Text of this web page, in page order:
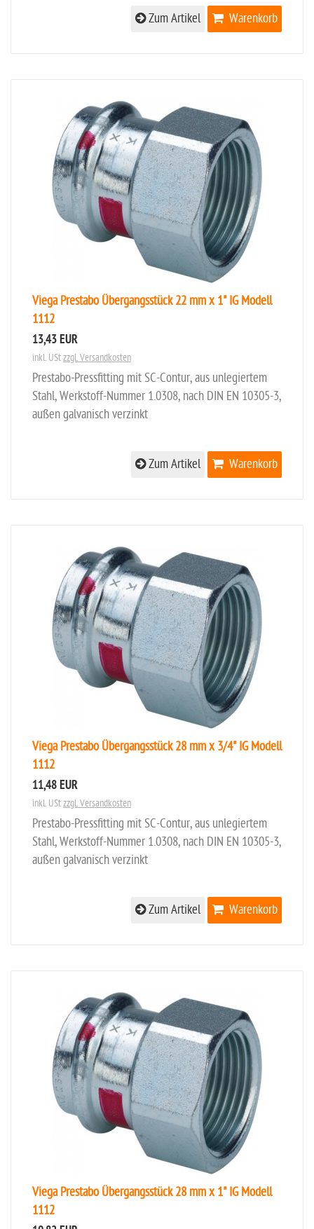
Warenkorb
Zum Artikel
Viega Prestabo Übergangsstück 22 mm x 1" IG Modell
1112
13,43 EUR
inkl. UStzzgl. Versandkosten
Prestabo-Pressfitting mit SC-Contur, aus unlegiertem
Stahl, Werkstoff-Nummer 1.0308, nach DIN EN 10305-3,
außen galvanisch verzinkt
Warenkorb
Zum Artikel
Viega Prestabo Übergangsstück 28 mm x 3/4" IG Modell
1112
11,48 EUR
inkl. UStzzgl. Versandkosten
Prestabo-Pressfitting mit SC-Contur, aus unlegiertem
Stahl, Werkstoff-Nummer 1.0308, nach DIN EN 10305-3,
außen galvanisch verzinkt
Warenkorb
Zum Artikel
Viega Prestabo Übergangsstück 28 mm x 1" IG Modell
1112